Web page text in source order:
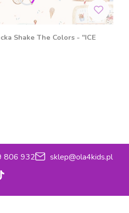
Shake The Colors - "ICE
806 932
sklep@ola4kids.pl